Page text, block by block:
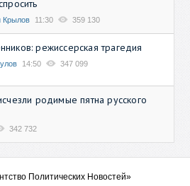
Крылов 11:30 359 130
режиссерская трагедия
14:50 347 099
родимые пятна русского
342 732
Политических Новостей»